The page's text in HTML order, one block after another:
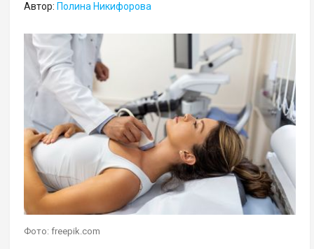
Автор: Полина Никифорова
Фото: freepik.com